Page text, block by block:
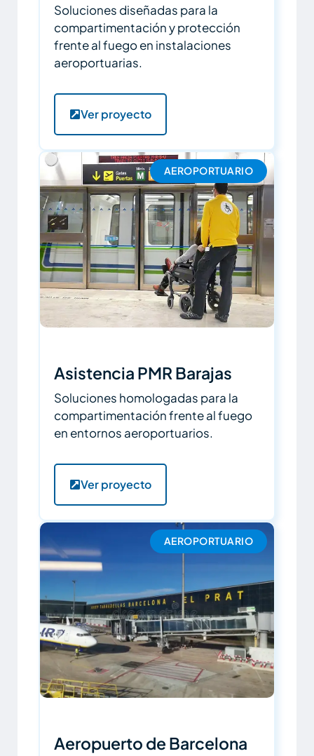
Soluciones diseñadas para la
compartimentación y protección
frente al fuego en instalaciones
aeroportuarias.
Ver proyecto
AEROPORTUARIO
Asistencia PMR Barajas
Soluciones homologadas para la
compartimentación frente al fuego
en entornos aeroportuarios.
Ver proyecto
AEROPORTUARIO
Aeropuerto de Barcelona